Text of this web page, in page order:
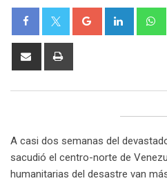
Google+ LinkedIn
Share
A casi dos semanas del
sacudió el centro-norte de
humanitarias del desastre van